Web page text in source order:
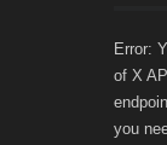
Error:
of X
you